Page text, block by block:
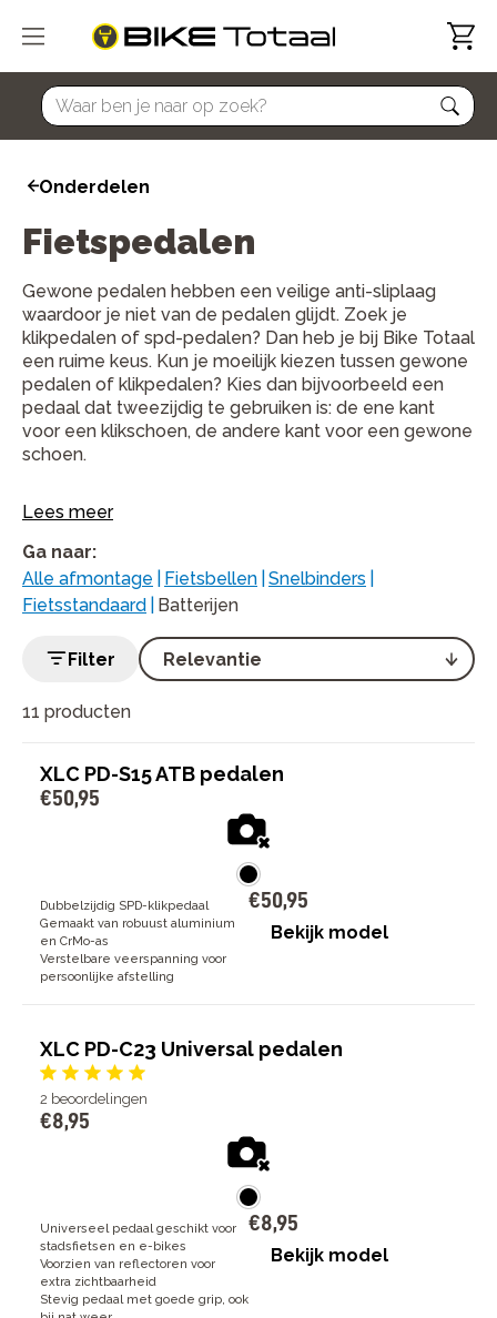
home
Onderdelen
Fietspedalen
Gewone pedalen hebben een veilige anti-sliplaag
waardoor je niet van de pedalen glijdt. Zoek je
klikpedalen of spd-pedalen? Dan heb je bij Bike Totaal
een ruime keus. Kun je moeilijk kiezen tussen gewone
pedalen of klikpedalen? Kies dan bijvoorbeeld een
pedaal dat tweezijdig te gebruiken is: de ene kant
voor een klikschoen, de andere kant voor een gewone
schoen.
Lees meer
Ga naar:
Alle afmontage
Fietsbellen Snelbinders
Fietsstandaard Batterijen
11 producten
Filter
XLC PD-S15 ATB pedalen
€50,95
Dubbelzijdig SPD-klikpedaal
Gemaakt van robuust aluminium
en CrMo-as
Verstelbare veerspanning voor
persoonlijke afstelling
€50,95
Bekijk model
XLC PD-C23 Universal pedalen
2 beoordelingen
€8,95
Universeel pedaal geschikt voor
stadsfietsen en e-bikes
Voorzien van reflectoren voor
extra zichtbaarheid
Stevig pedaal met goede grip, ook
€8,95
Bekijk model